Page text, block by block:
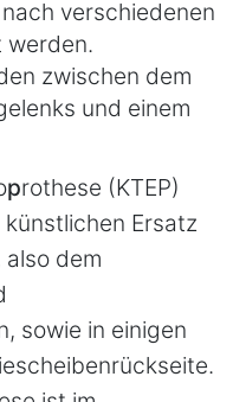
verschiedenen
werden.
zwischen dem
und einem
prothese (KTEP)
Ersatz
also dem
sowie in einigen